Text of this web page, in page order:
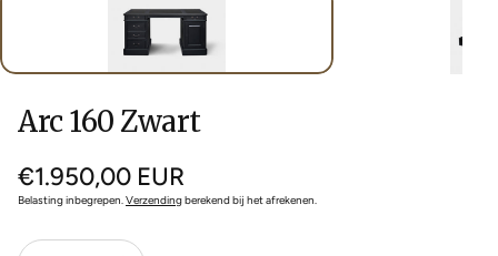
Arc 160 Zwart
Normale
prijs
€1.950,00 EUR
Belasting inbegrepen.Verzendingberekend bij het afrekenen.